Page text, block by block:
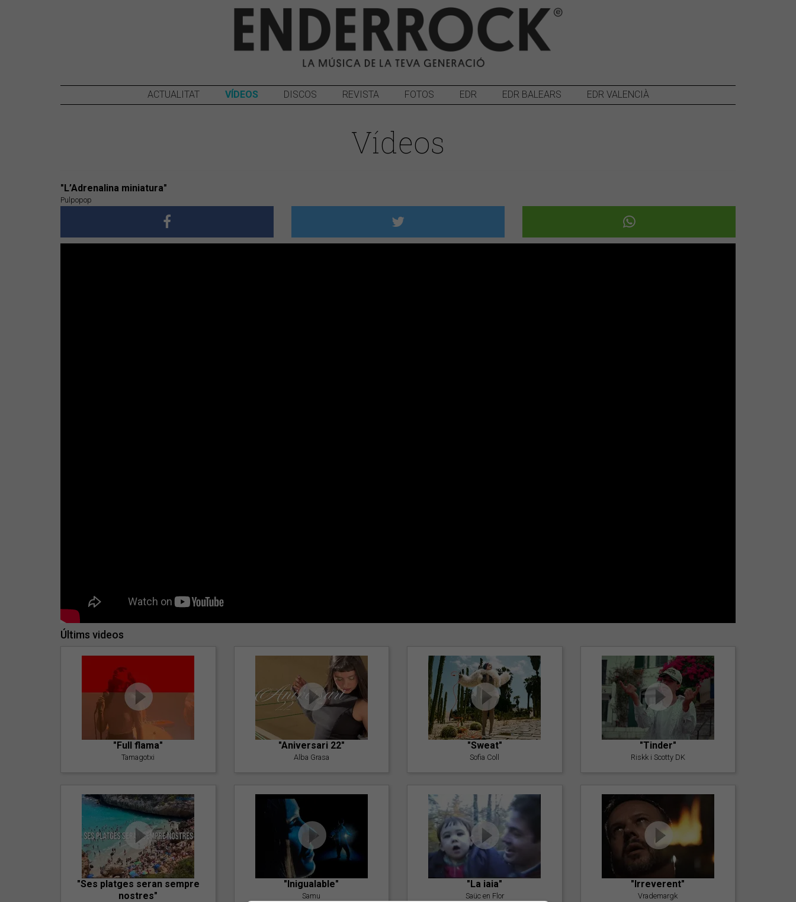
ACTUALITAT VÍDEOS DISCOS REVISTA FOTOS EDR EDR BALEARS EDR VALENCIÀ
Vídeos
"L’Adrenalina miniatura"
Pulpopop
Últims videos
"Full flama"
Tamagotxi
"Aniversari 22"
Alba Grasa
"Sweat"
Sofia Coll
"Tinder"
Riskk i Scotty DK
"Ses platges seran sempre
nostres"
"Inigualable"
Samu
"La iaia"
Saüc en Flor
"Irreverent"
Vrademargk